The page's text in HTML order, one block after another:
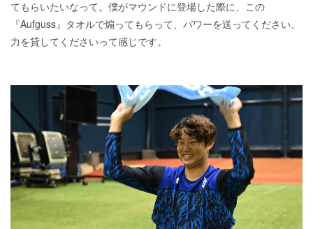
てもらいたいなって。僕がマウンドに登場した際に、この
『Aufguss』タオルで煽ってもらって、パワーを送ってください、
力を貸してくださいって感じです。